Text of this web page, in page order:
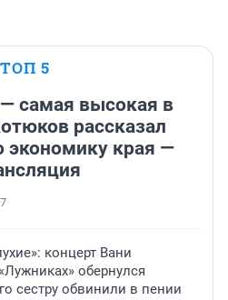
ТОП 5
самая высокая в
рассказал
экономику края —
концерт Вани
обернулся
сестру обвинили в пении